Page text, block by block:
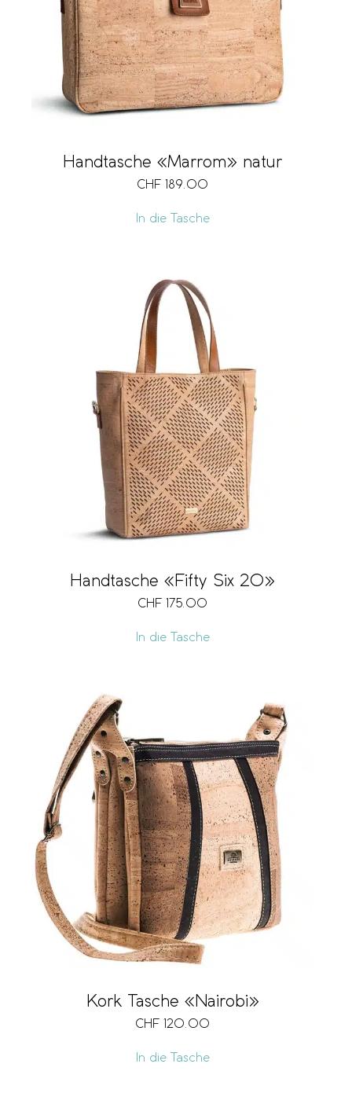
Handtasche «Marrom» natur
CHF 189.00
In die Tasche
Handtasche «Fifty Six 20»
CHF 175.00
In die Tasche
Kork Tasche «Nairobi»
CHF 120.00
In die Tasche